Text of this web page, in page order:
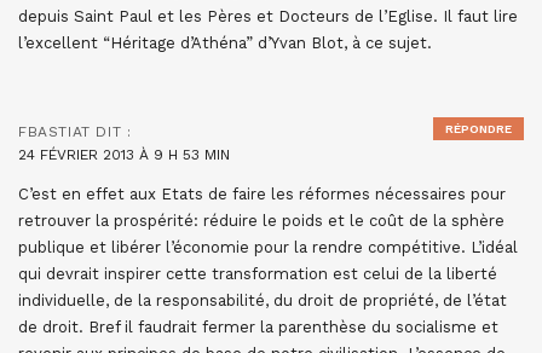
depuis Saint Paul et les Pères et Docteurs de l’Eglise. Il faut lire
l’excellent “Héritage d’Athéna” d’Yvan Blot, à ce sujet.
FBASTIAT DIT :
24 FÉVRIER 2013 À 9 H 53 MIN
C’est en effet aux Etats de faire les réformes nécessaires pour
retrouver la prospérité: réduire le poids et le coût de la sphère
publique et libérer l’économie pour la rendre compétitive. L’idéal
qui devrait inspirer cette transformation est celui de la liberté
individuelle, de la responsabilité, du droit de propriété, de l’état
de droit. Bref il faudrait fermer la parenthèse du socialisme et
RÉPONDRE